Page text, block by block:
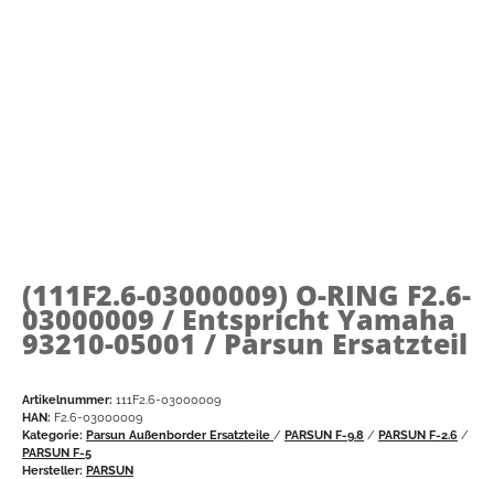
(111F2.6-03000009) O-RING F2.6-
03000009 / Entspricht Yamaha
93210-05001 / Parsun Ersatzteil
Artikelnummer: 111F2.6-03000009
HAN: F2.6-03000009
Kategorie: Parsun Außenborder Ersatzteile / PARSUN F-9.8 / PARSUN F-2.6 /
PARSUN F-5
Hersteller: PARSUN